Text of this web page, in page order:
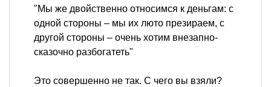
"Мы же двойственно относимся к деньгам: с
одной стороны – мы их люто презираем, с
другой стороны – очень хотим внезапно-
сказочно разбогатеть"
Это совершенно не так. С чего вы взяли?